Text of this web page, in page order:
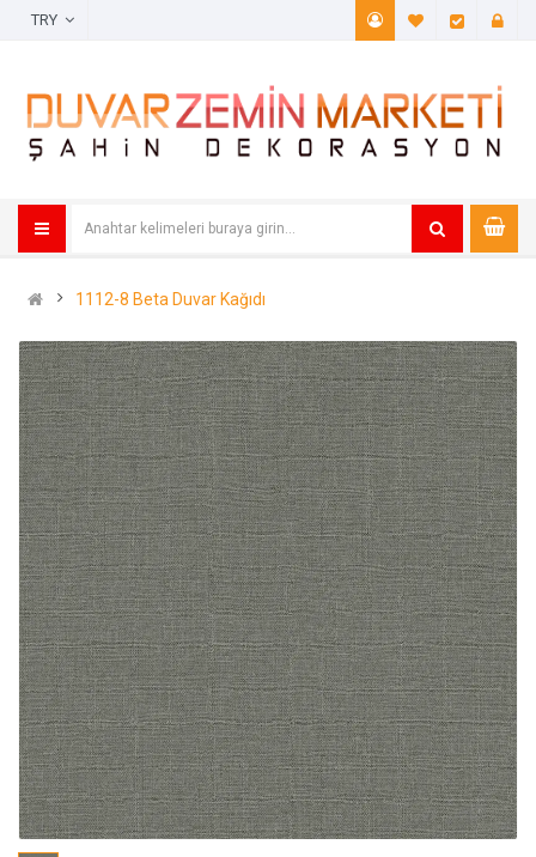
A. Listem
1112-8 Beta Duvar Kağıdı